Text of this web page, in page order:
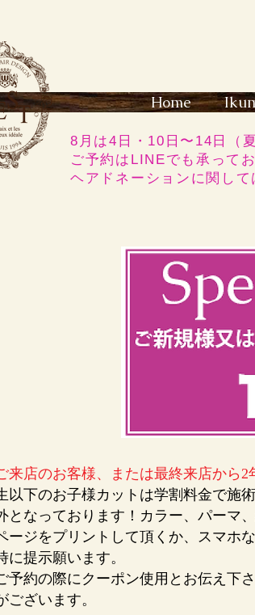
Home
8月は4日・10日〜14日（
ご予約はLINEでも承って
ヘアドネーションに関して
来店のお客様、または最終来店から2
以下のお子様カットは学割料金で施
なっております！ カラー、パーマ
ージをプリントして頂くか、スマホ
提示願います。
約の際にクーポン使用とお伝え下
ざいます。